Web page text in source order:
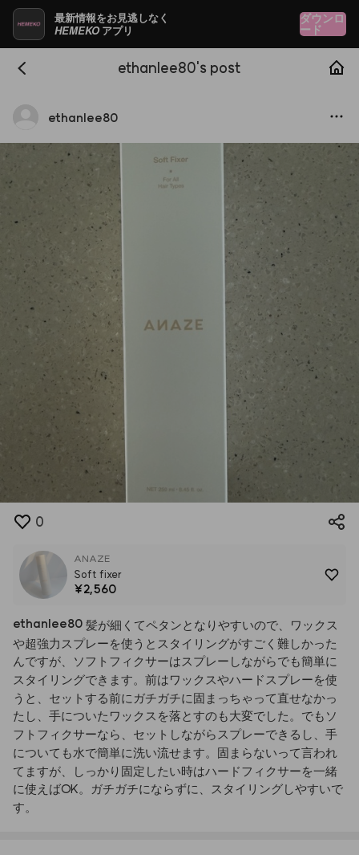
最新情報をお見逃しなく
HEMEKO アプリ
ダウンロ
ード
ethanlee80's post
ethanlee80
0
ANAZE
Soft fixer
¥2,560
ethanlee80 髪が細くてペタンとなりやすいので、ワックス
や超強力スプレーを使うとスタイリングがすごく難しかった
んですが、ソフトフィクサーはスプレーしながらでも簡単に
スタイリングできます。前はワックスやハードスプレーを使
うと、セットする前にガチガチに固まっちゃって直せなかっ
たし、手についたワックスを落とすのも大変でした。でもソ
フトフィクサーなら、セットしながらスプレーできるし、手
についても水で簡単に洗い流せます。固まらないって言われ
てますが、しっかり固定したい時はハードフィクサーを一緒
に使えばOK。ガチガチにならずに、スタイリングしやすいで
す。